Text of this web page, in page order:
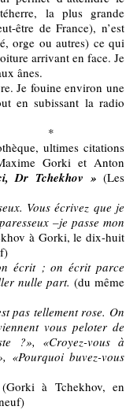
la plus grande
être de France), n’est
orge ou autres) ce qui
arrivant en face. Je
ânes.
Je fouine environ une
en subissant la radio
ultimes citations
Gorki et Anton
Dr Tchekhov » (Les
Vous écrivez que je
–je passe mon
à Gorki, le dix-huit
écrit ; on écrit parce
nulle part. (du même
pas tellement rose. On
vous peloter de
?», «Croyez-vous à
«Pourquoi buvez-vous
(Gorki à Tchekhov, en